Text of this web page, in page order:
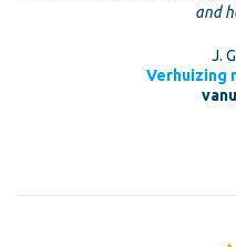
and
J.
Verhuizing